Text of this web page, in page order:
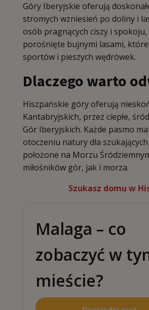
Góry Iberyjskie oferują
stromych wzniesień po doliny i
osób pragnących ciszy i
porośnięte bujnymi lasami,
sportów i pieszych wędrówek.
Dlaczego warto
Hiszpańskie góry oferują
Kantabryjskich, przez ciepłe,
Gór Iberyjskich. Każde pasmo
otoczeniu natury dla
położone na Morzu
miłośników gór, jak i morza.
Szukasz domu w
Malaga – co
zobaczyć w
mieście?